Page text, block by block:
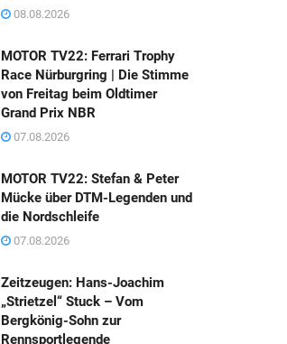
08.08.2026
MOTOR TV22: Ferrari Trophy
Race Nürburgring | Die Stimme
von Freitag beim Oldtimer
Grand Prix NBR
07.08.2026
MOTOR TV22: Stefan & Peter
Mücke über DTM-Legenden und
die Nordschleife
07.08.2026
Zeitzeugen: Hans-Joachim
„Strietzel“ Stuck – Vom
Bergkönig-Sohn zur
Rennsportlegende